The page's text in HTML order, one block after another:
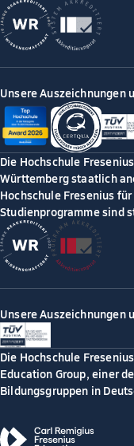
Unsere Auszeichnungen
Die Hochschule
Württemberg staatlich
Hochschule Fresenius
Studienprogramme sind
Unsere Auszeichnungen
Die Hochschule
Education Group, einer
Bildungsgruppen in